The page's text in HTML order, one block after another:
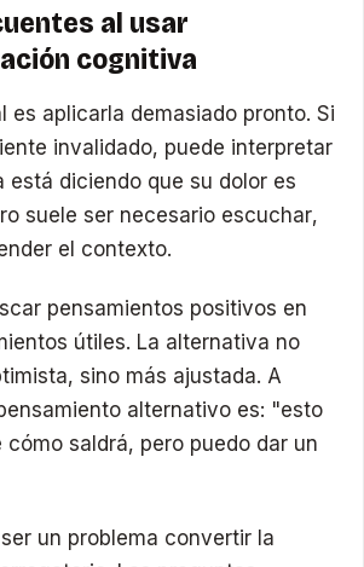
al usar
cognitiva
es aplicarla demasiado pronto. Si
invalidado, puede interpretar
está diciendo que su dolor es
suele ser necesario escuchar,
el contexto.
pensamientos positivos en
útiles. La alternativa no
sino más ajustada. A
alternativo es: "esto
saldrá, pero puedo dar un
un problema convertir la